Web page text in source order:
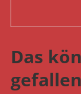
Das